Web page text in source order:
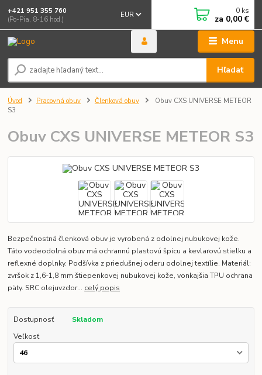
Menu
EUR
Hľadať
+421 951 355 760
(Po-Pia, 8-16 hod.)
0 ks
za 0,00 €
Úvod Pracovná obuv Členková obuv
Obuv CXS UNIVERSE METEOR
S3
Obuv CXS UNIVERSE METEOR S3
Bezpečnostná členková obuv je vyrobená z odolnej nubukovej kože.
Táto vodeodolná obuv má ochrannú plastovú špicu a kevlarovú stielku a
reflexné doplnky. Podšívka z priedušnej oderu odolnej textílie. Materiál:
zvršok z 1,6-1,8 mm štiepenkovej nubukovej kože, vonkajšia TPU ochrana
päty. SRC olejuvzdor... celý popis
Dostupnosť
Skladom
Veľkosť